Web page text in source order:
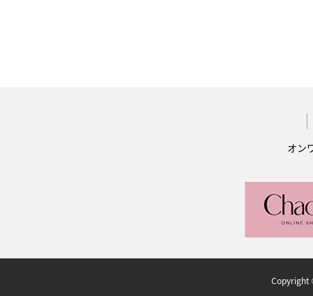
オン
Copyright